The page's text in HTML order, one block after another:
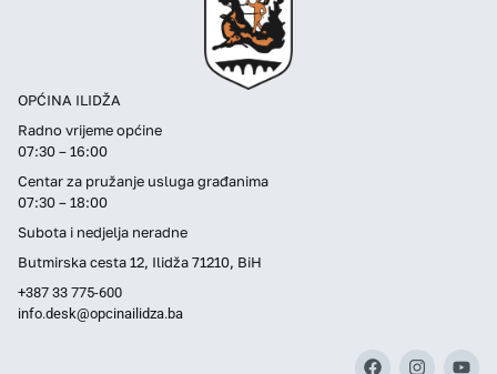
OPĆINA ILIDŽA
Radno vrijeme općine
07:30 – 16:00
Centar za pružanje usluga građanima
07:30 – 18:00
Subota i nedjelja neradne
Butmirska cesta 12, Ilidža 71210, BiH
+387 33 775-600
info.desk@opcinailidza.ba